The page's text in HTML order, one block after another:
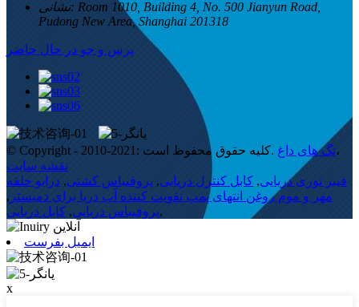
نشانی: Room 1010, Building 4, No. 500 Jianyun Road,
Pudong New Area, Shanghai 201318
پرس و جو در حال حاضر
© Copyright - 2010-2021: کلیه حقوق محفوظ است. تگ های داغ،
نقشه سایت
فیبر نوری دریایی, کابل کنترل دریایی, پروفیباس کشتی, درایو حلقه
مهر و موم روغن انتهای پمپ تقویت کننده آب دریا برای دمیستر ,
پروفیباس دریایی, کابل دریایی ,
ایمیل بفرست
x